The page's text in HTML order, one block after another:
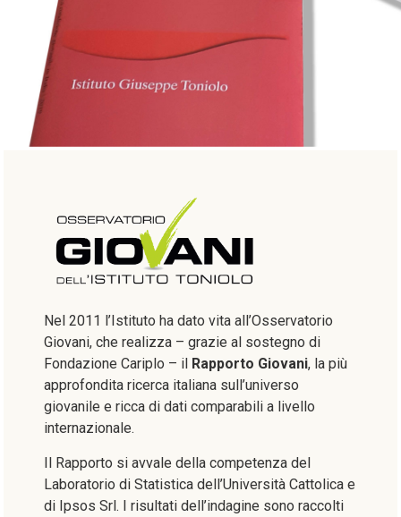
Nel 2011 l’Istituto ha dato vita all’Osservatorio
Giovani, che realizza – grazie al sostegno di
Fondazione Cariplo – il Rapporto Giovani, la più
approfondita ricerca italiana sull’universo
giovanile e ricca di dati comparabili a livello
internazionale.
Il Rapporto si avvale della competenza del
Laboratorio di Statistica dell’Università Cattolica e
di Ipsos Srl. I risultati dell’indagine sono raccolti